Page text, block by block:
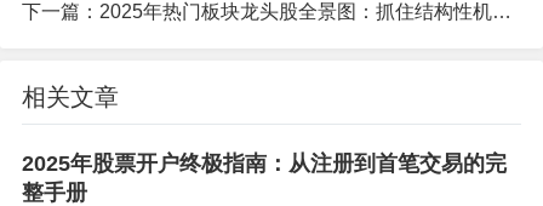
生态
决于政策组合拳的力度与落地效果。从目前释放的
信号来看，2025年二季度末到三季度初，可能成为
重要的政策观察窗口期。货币端，在经济数据仍显
下一篇： 2025年热门板块龙头股全景图：抓住结构性机会的黄金法则
相关文章
2025年股票开户终极指南：从注册到首笔交易的完
整手册